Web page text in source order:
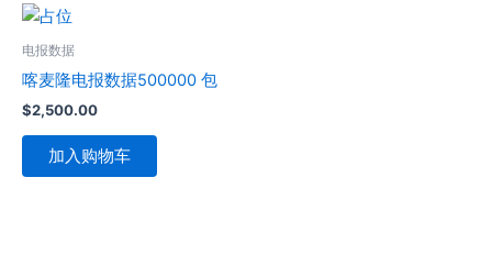
电报数据
喀麦隆电报数据500000 包
$2,500.00
加入购物车